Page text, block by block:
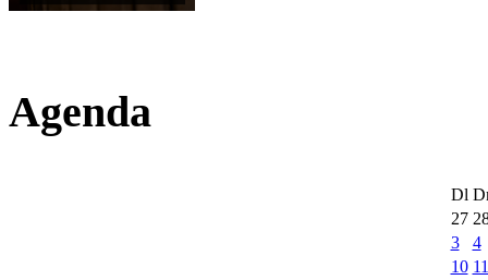
Agenda
Dl
27
3
4
10 11